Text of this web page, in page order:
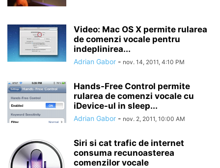
Video: Mac OS X permite rularea
de comenzi vocale pentru
indeplinirea...
Adrian Gabor - nov. 14, 2011, 4:10 PM
Hands-Free Control permite
rularea de comenzi vocale cu
iDevice-ul in sleep...
Adrian Gabor - nov. 2, 2011, 10:00 AM
Siri si cat trafic de internet
consuma recunoasterea
comenzilor vocale